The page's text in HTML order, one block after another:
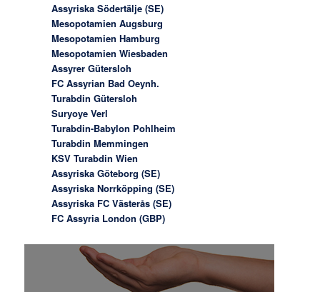
Assyriska Södertälje (SE)
Mesopotamien Augsburg
Mesopotamien Hamburg
Mesopotamien Wiesbaden
Assyrer Gütersloh
FC Assyrian Bad Oeynh.
Turabdin Gütersloh
Suryoye Verl
Turabdin-Babylon Pohlheim
Turabdin Memmingen
KSV Turabdin Wien
Assyriska Göteborg (SE)
Assyriska Norrköpping (SE)
Assyriska FC Västerås (SE)
FC Assyria London (GBP)